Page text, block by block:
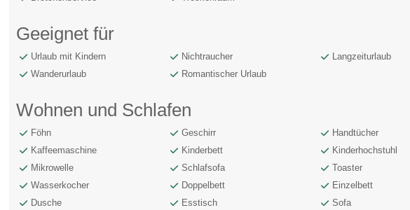
Geeignet für
Urlaub mit Kindern Nichtraucher Langzeiturlaub
Wanderurlaub
Romantischer Urlaub
Wohnen und Schlafen
Föhn Geschirr Handtücher
Kaffeemaschine
Kinderbett Kinderhochstuhl
Mikrowelle
Schlafsofa Toaster
Wasserkocher
Doppelbett Einzelbett
Dusche
Esstisch Sofa